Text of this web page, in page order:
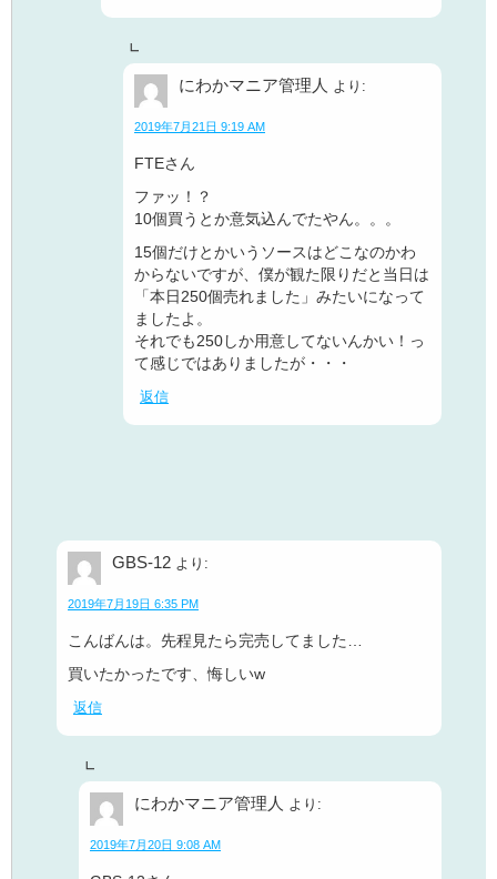
にわかマニア管理人 より:
2019年7月21日 9:19 AM
FTEさん
ファッ！？
10個買うとか意気込んでたやん。。。
15個だけとかいうソースはどこなのかわ
からないですが、僕が観た限りだと当日は
「本日250個売れました」みたいになって
ましたよ。
それでも250しか用意してないんかい！っ
て感じではありましたが・・・
返信
GBS-12 より:
2019年7月19日 6:35 PM
こんばんは。先程見たら完売してました…
買いたかったです、悔しいw
返信
にわかマニア管理人 より:
2019年7月20日 9:08 AM